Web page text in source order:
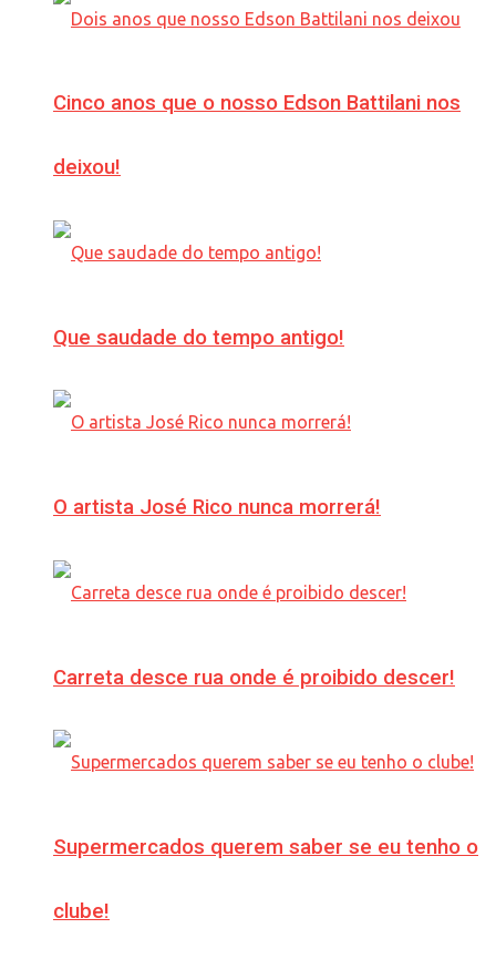
Cinco anos que o nosso Edson Battilani nos
deixou!
Que saudade do tempo antigo!
O artista José Rico nunca morrerá!
Carreta desce rua onde é proibido descer!
Supermercados querem saber se eu tenho o
clube!